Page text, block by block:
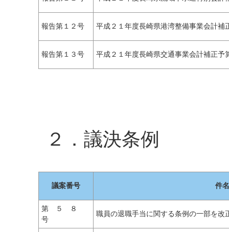
報告第１２号 平成２１年度長崎県港湾整備事業会計補
報告第１３号 平成２１年度長崎県交通事業会計補正予
２．議決条例
議案番号 件名
第 ５ ８
号
職員の退職手当に関する条例の一部を改